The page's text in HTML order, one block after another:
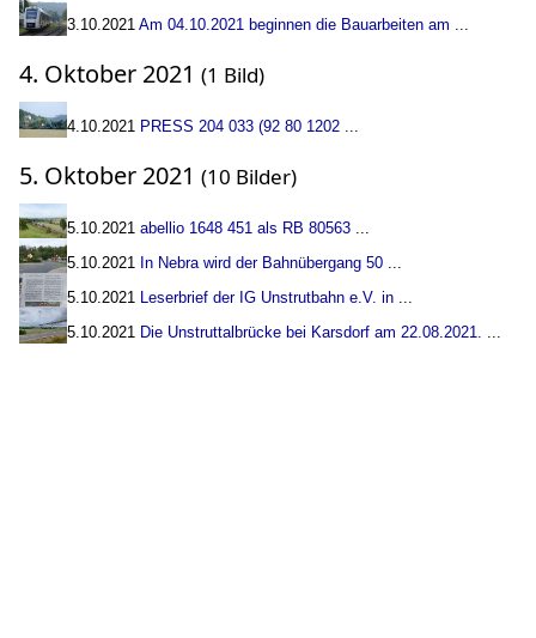
3.10.2021 Am 04.10.2021 beginnen die Bauarbeiten am ...
4. Oktober 2021 (1 Bild)
4.10.2021 PRESS 204 033 (92 80 1202 ...
5. Oktober 2021 (10 Bilder)
5.10.2021 abellio 1648 451 als RB 80563 ...
5.10.2021 In Nebra wird der Bahnübergang 50 ...
5.10.2021 Leserbrief der IG Unstrutbahn e.V. in ...
5.10.2021 Die Unstruttalbrücke bei Karsdorf am 22.08.2021. ...